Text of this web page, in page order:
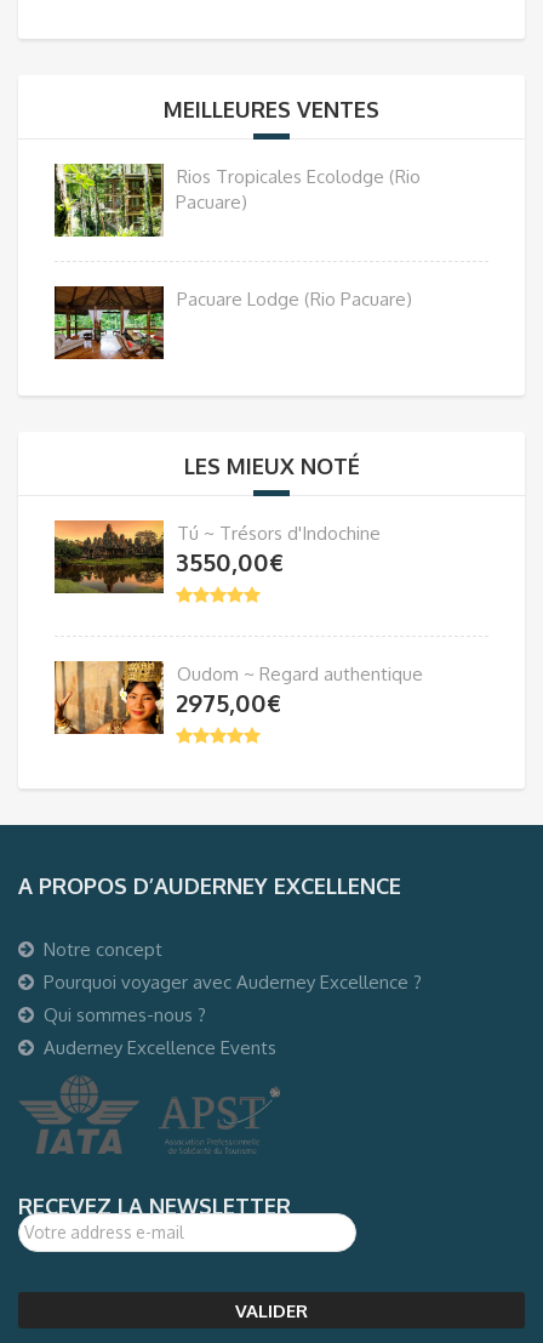
MEILLEURES VENTES
Rios Tropicales Ecolodge (Rio
Pacuare)
Pacuare Lodge (Rio Pacuare)
LES MIEUX NOTÉ
Tú ~ Trésors d'Indochine
3550,00€
Oudom ~ Regard authentique
2975,00€
A PROPOS D’AUDERNEY EXCELLENCE
Notre concept
Pourquoi voyager avec Auderney Excellence ?
Qui sommes-nous ?
Auderney Excellence Events
RECEVEZ LA NEWSLETTER